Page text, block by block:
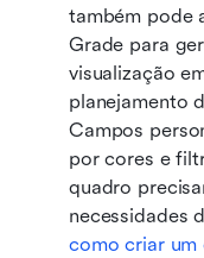
também pode
Grade para
visualização
planejamento
Campos
por cores e
quadro
como criar um